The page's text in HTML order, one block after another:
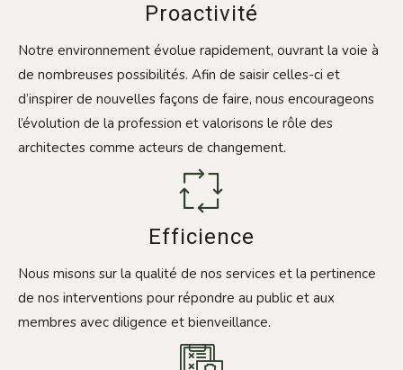
Proactivité
Notre environnement évolue rapidement, ouvrant la voie à
de nombreuses possibilités. Afin de saisir celles-ci et
d’inspirer de nouvelles façons de faire, nous encourageons
l’évolution de la profession et valorisons le rôle des
architectes comme acteurs de changement.
Efficience
Nous misons sur la qualité de nos services et la pertinence
de nos interventions pour répondre au public et aux
membres avec diligence et bienveillance.